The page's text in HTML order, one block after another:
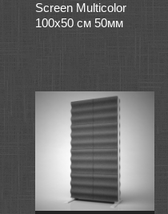
Screen Multicolor
100х50 см 50мм